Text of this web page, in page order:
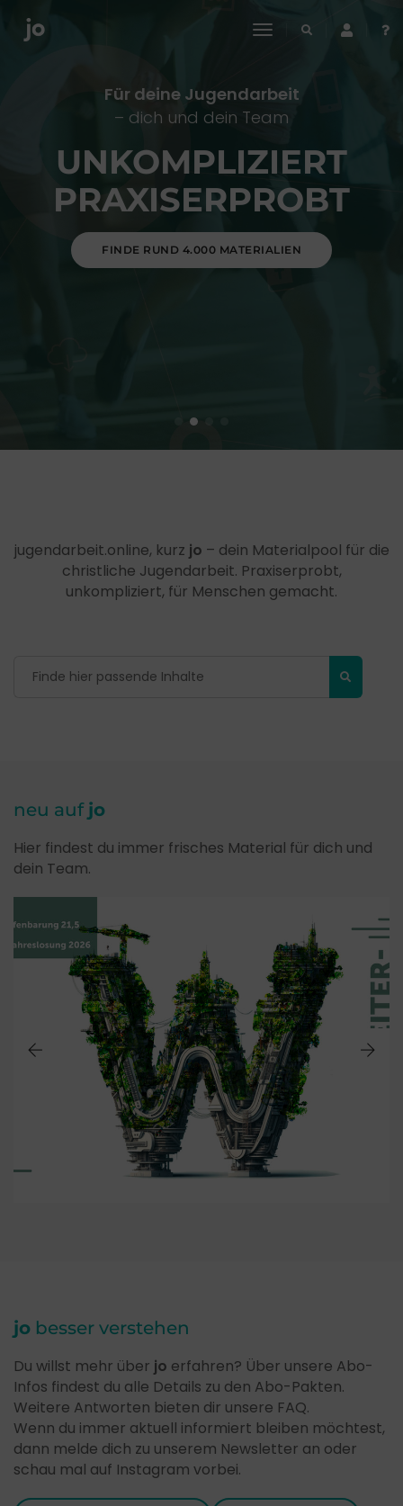
toggle
Für deine Jugendarbeit
– dich und dein Team
UNKOMPLIZIERT
PRAXISERPROBT
FINDE RUND 4.000 MATERIALIEN
jugendarbeit.online, kurz jo – dein Materialpool für die
christliche Jugendarbeit. Praxiserprobt,
unkompliziert, für Menschen gemacht.
neu auf jo
Hier findest du immer frisches Material für dich und
dein Team.
jo besser verstehen
Du willst mehr über jo erfahren? Über unsere Abo-
Infos findest du alle Details zu den Abo-Pakten.
Weitere Antworten bieten dir unsere FAQ.
Wenn du immer aktuell informiert bleiben möchtest,
dann melde dich zu unserem Newsletter an oder
schau mal auf Instagram vorbei.